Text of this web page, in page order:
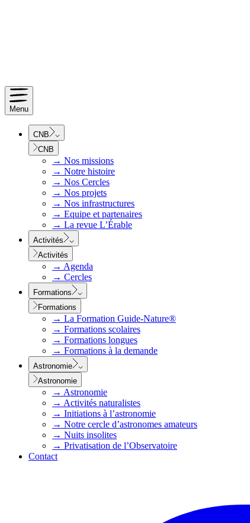
Menu
CNB
CNB
→ Nos missions
→ Notre histoire
→ Nos Cercles
→ Nos projets
→ Nos infrastructures
→ Equipe et partenaires
→ La revue L’Érable
Activités
Activités
→ Agenda
→ Cercles
Formations
Formations
→ La Formation Guide-Nature®
→ Formations scolaires
→ Formations longues
→ Formations à la demande
Astronomie
Astronomie
→ Astronomie
→ Activités naturalistes
→ Initiations à l’astronomie
→ Notre cercle d’astronomes amateurs
→ Nuits insolites
→ Privatisation de l’Observatoire
Contact